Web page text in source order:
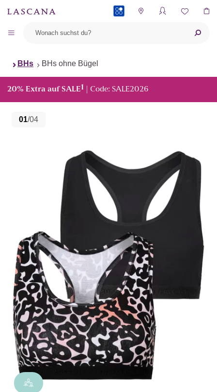
BHs BHs ohne Bügel
20% Extra auf SALE1 | Code: SALE2026
01/04